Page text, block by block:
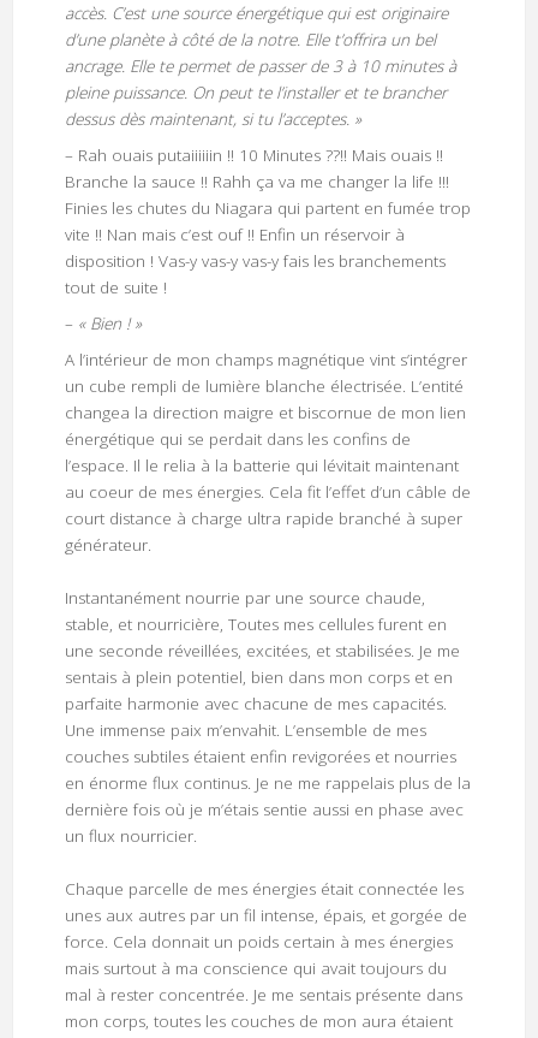
accès. C’est une source énergétique qui est originaire
d’une planète à côté de la notre. Elle t’offrira un bel
ancrage. Elle te permet de passer de 3 à 10 minutes à
pleine puissance. On peut te l’installer et te brancher
dessus dès maintenant, si tu l’acceptes. »
– Rah ouais putaiiiiiin !! 10 Minutes ??!! Mais ouais !!
Branche la sauce !! Rahh ça va me changer la life !!!
Finies les chutes du Niagara qui partent en fumée trop
vite !! Nan mais c’est ouf !! Enfin un réservoir à
disposition ! Vas-y vas-y vas-y fais les branchements
tout de suite !
– « Bien ! »
A l’intérieur de mon champs magnétique vint s’intégrer
un cube rempli de lumière blanche électrisée. L’entité
changea la direction maigre et biscornue de mon lien
énergétique qui se perdait dans les confins de
l’espace. Il le relia à la batterie qui lévitait maintenant
au coeur de mes énergies. Cela fit l’effet d’un câble de
court distance à charge ultra rapide branché à super
générateur.
Instantanément nourrie par une source chaude,
stable, et nourricière, Toutes mes cellules furent en
une seconde réveillées, excitées, et stabilisées. Je me
sentais à plein potentiel, bien dans mon corps et en
parfaite harmonie avec chacune de mes capacités.
Une immense paix m’envahit. L’ensemble de mes
couches subtiles étaient enfin revigorées et nourries
en énorme flux continus. Je ne me rappelais plus de la
dernière fois où je m’étais sentie aussi en phase avec
un flux nourricier.
Chaque parcelle de mes énergies était connectée les
unes aux autres par un fil intense, épais, et gorgée de
force. Cela donnait un poids certain à mes énergies
mais surtout à ma conscience qui avait toujours du
mal à rester concentrée. Je me sentais présente dans
mon corps, toutes les couches de mon aura étaient